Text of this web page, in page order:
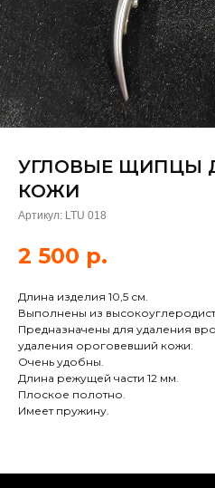
УГЛОВЫЕ ЩИПЦЫ
КОЖИ
Артикул: LTU 018
2 500 р.
Длина изделия 10,5 см.
Выполнены из
Предназначены для удаления
удаления ороговевший кожи.
Очень удобны.
Длина режущей части 12 мм.
Плоское полотно.
Имеет пружину.